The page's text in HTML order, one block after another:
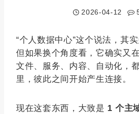
2026-04-12
“个人数据中心”这个说法，其实
但如果换个角度看，它确实又
文件、服务、内容、自动化，
里，彼此之间开始产生连接。
现在这套东西，大致是 1 个主